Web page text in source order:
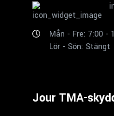
Mån - Fre: 7:00 -
Lör - Sön: Stängt
Jour TMA-